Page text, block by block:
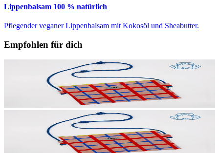
Lippenbalsam 100 % natürlich
Pflegender veganer Lippenbalsam mit Kokosöl und Sheabutter.
Empfohlen für dich